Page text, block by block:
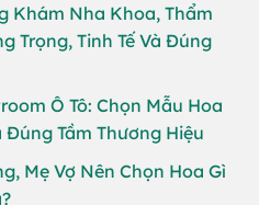
Khám Nha Khoa, Thẩm
Trọng, Tinh Tế Và Đúng
Ô Tô: Chọn Mẫu Hoa
Đúng Tầm Thương Hiệu
Mẹ Vợ Nên Chọn Hoa Gì